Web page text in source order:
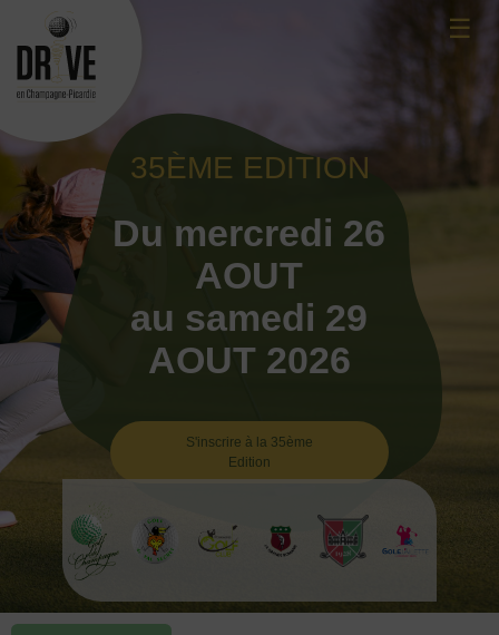
content
☰
35ÈME EDITION
Du mercredi 26
AOUT
au samedi 29
AOUT 2026
S'inscrire à la 35ème
Edition